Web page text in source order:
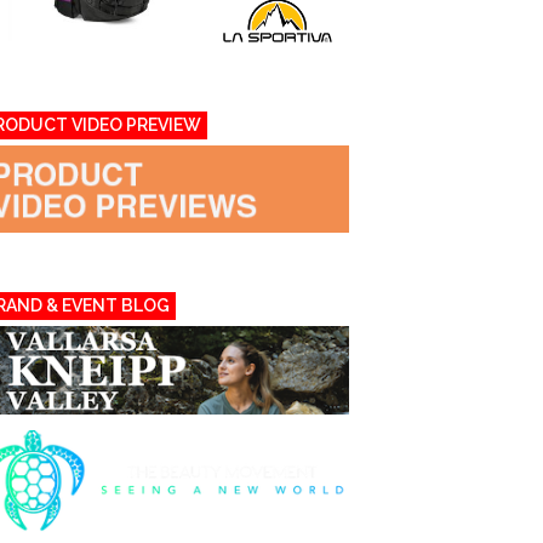
VIDEO PREVIEW
& EVENT BLOG